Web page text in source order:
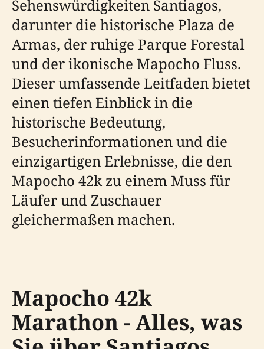
Sehenswürdigkeiten Santiagos,
darunter die historische Plaza de
Armas, der ruhige Parque Forestal
und der ikonische Mapocho Fluss.
Dieser umfassende Leitfaden bietet
einen tiefen Einblick in die
historische Bedeutung,
Besucherinformationen und die
einzigartigen Erlebnisse, die den
Mapocho 42k zu einem Muss für
Läufer und Zuschauer
gleichermaßen machen.
Mapocho 42k
Marathon - Alles, was